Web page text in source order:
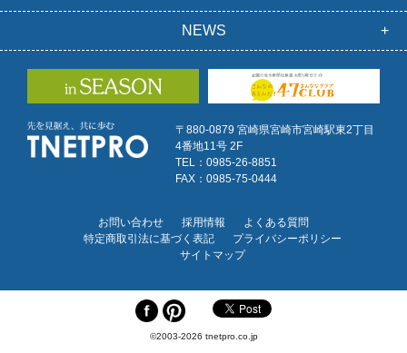
NEWS
〒880-0879 宮崎県宮崎市宮崎駅東2丁目
4番地11号 2F
TEL：0985-26-8851
FAX：0985-75-0444
お問い合わせ 採用情報
よくある質問
特定商取引法に基づく表記
プライバシーポリシー
サイトマップ
©2003-2026 tnetpro.co.jp